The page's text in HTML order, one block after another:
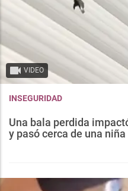
VIDEO
INSEGURIDAD
Una bala perdida
y pasó cerca de una